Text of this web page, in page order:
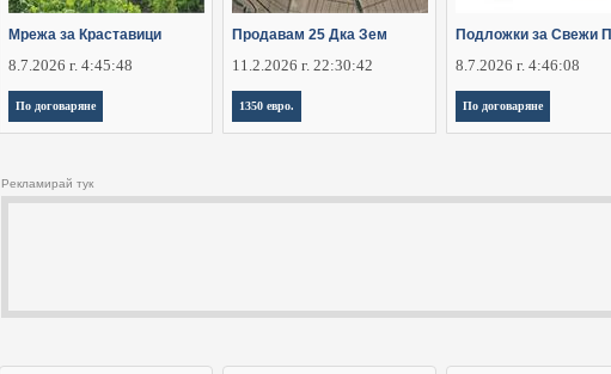
Мрежа за Краставици
8.7.2026 г. 4:45:48
По договаряне
Продавам 25 Дка Зем
11.2.2026 г. 22:30:42
1350 евро.
Подложки за Свежи П
8.7.2026 г. 4:46:08
По договаряне
Рекламирай тук